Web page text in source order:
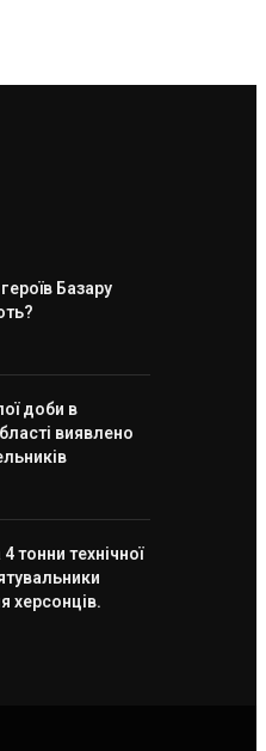
Базару
доби в
виявлено
тонни технічної
херсонців.